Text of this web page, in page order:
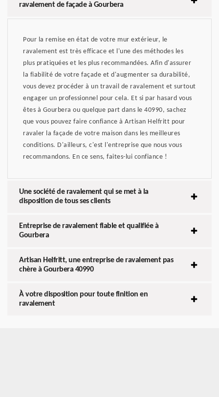
ravalement de façade à Gourbera
Pour la remise en état de votre mur extérieur, le
ravalement est très efficace et l'une des méthodes les
plus pratiquées et les plus recommandées. Afin d'assurer
la fiabilité de votre façade et d'augmenter sa durabilité,
vous devez procéder à un travail de ravalement et surtout
engager un professionnel pour cela. Et si par hasard vous
êtes à Gourbera ou quelque part dans le 40990, sachez
que vous pouvez faire confiance à Artisan Helfritt pour
ravaler la façade de votre maison dans les meilleures
conditions. D'ailleurs, c'est l'entreprise que nous vous
recommandons. En ce sens, faites-lui confiance !
Une société de ravalement qui se met à la
disposition de tous ses clients
Entreprise de ravalement fiable et qualifiée à
Gourbera
Artisan Helfritt, une entreprise de ravalement pas
chère à Gourbera 40990
À votre disposition pour toute finition en
ravalement